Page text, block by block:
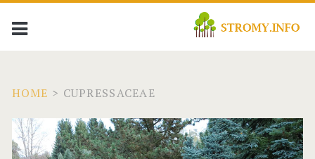
HOME > CUPRESSACEAE